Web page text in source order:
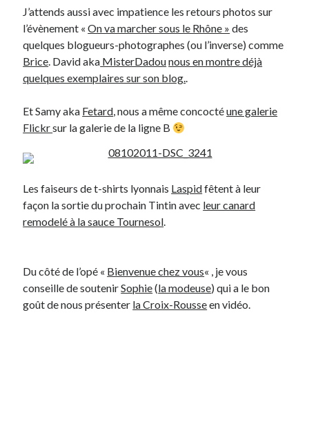
Photos
Post inutile
Proust
Sons
Sorties cuculturelles
Vidéos
J’attends aussi avec impatience les retours photos sur
l’évènement «On va marcher sous le Rhône » des
quelques blogueurs-photographes (ou l’inverse) comme
Brice. David aka MisterDadounous en montre déjà
quelques exemplaires sur son blog..
Et Samy aka Fetard, nous a même concoctéune galerie
Flickrsur la galerie de la ligne B
Les faiseurs de t-shirts lyonnais Laspidfêtent à leur
façon la sortie du prochain Tintin avec leur canard
remodelé à la sauce Tournesol.
Du côté de l’opé « Bienvenue chez vous« , je vous
conseille de soutenirSophie(la modeuse) qui a le bon
goût de nous présenter la Croix-Rousseen vidéo.